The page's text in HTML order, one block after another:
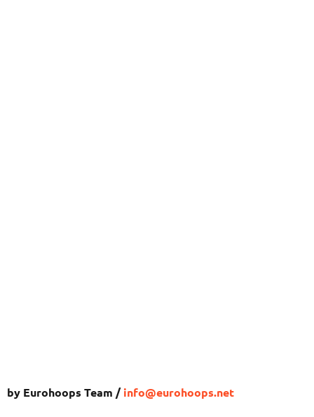
by Eurohoops Team /info@eurohoops.net